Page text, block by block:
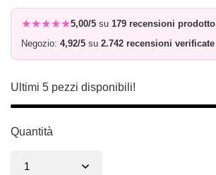
★★★★★5,00/5 su 179 recensioni prodotto
Negozio: 4,92/5 su 2.742 recensioni verificate
Ultimi 5 pezzi disponibili!
Quantità